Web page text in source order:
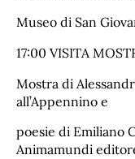
Museo di San
17:00 VISITA
Mostra di
all’Appennino e
poesie di Emiliano
Animamundi